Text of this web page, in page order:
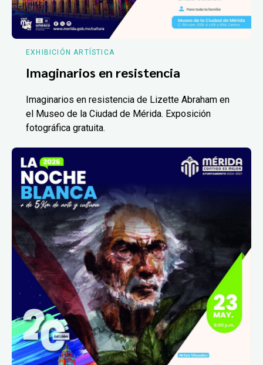
EXHIBICIÓN ARTÍSTICA
Imaginarios en resistencia
Imaginarios en resistencia de Lizette Abraham en
el Museo de la Ciudad de Mérida. Exposición
fotográfica gratuita.